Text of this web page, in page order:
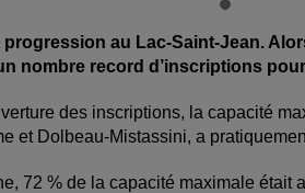
au Lac-Saint-Jean.
nombre record d’inscriptions
des inscriptions, la capacité
et Dolbeau-Mistassini, a
72 % de la capacité maximale était